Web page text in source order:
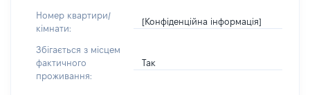
Номер квартири/
кімнати:
[Конфіденційна інформація]
Збігається з місцем
фактичного
проживання:
Так